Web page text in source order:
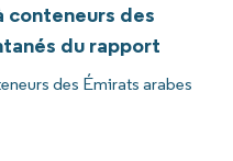
conteneurs des
du rapport
des Émirats arabes